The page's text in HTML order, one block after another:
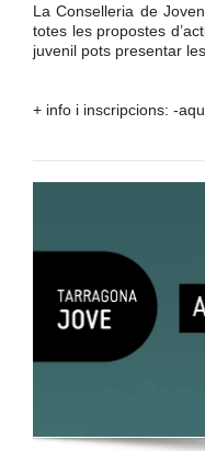
La Conselleria de
totes les propostes
juvenil pots presentar
+ info i inscripcions: -